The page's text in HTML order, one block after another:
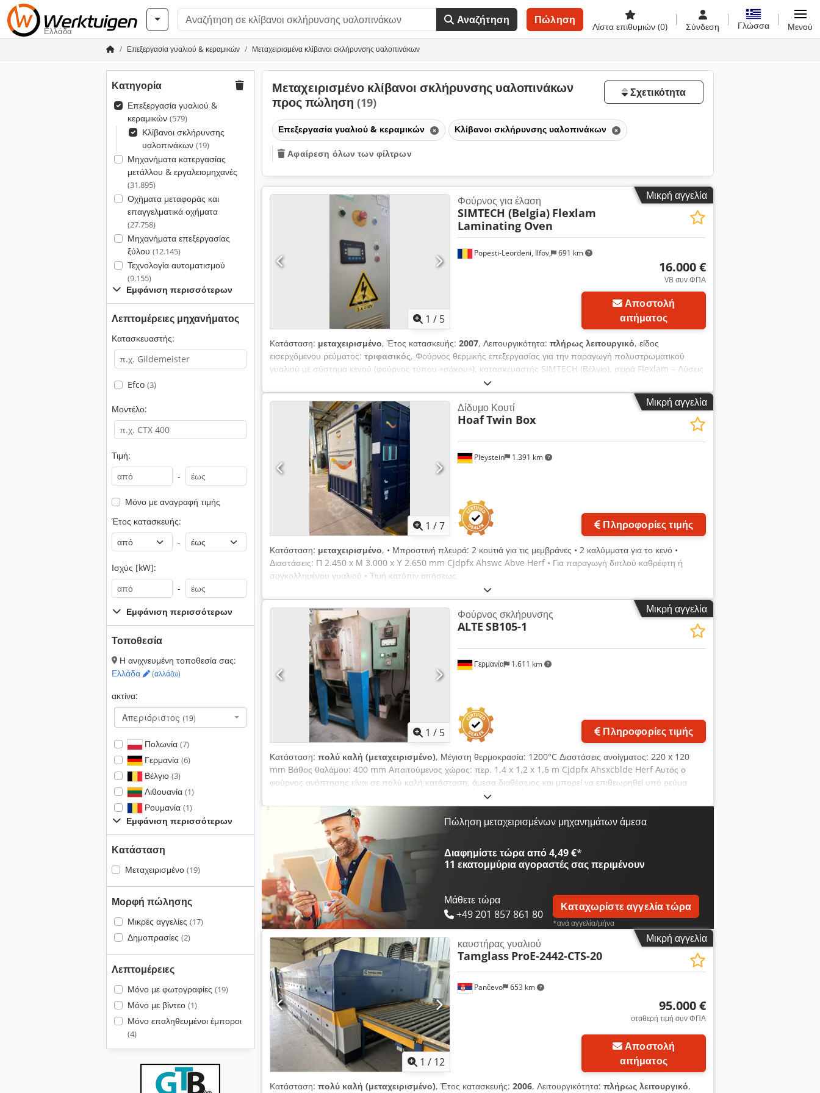
Ελλάδα
Αναζήτηση Πώληση
Λίστα επιθυμιών (0) Σύνδεση Γλώσσα Μενού
Επεξεργασία γυαλιού & κεραμικών Μεταχειρισμένα κλίβανοι σκλήρυνσης υαλοπινάκων
Κατηγορία
Επεξεργασία γυαλιού &
κεραμικών (579)
Κλίβανοι σκλήρυνσης
υαλοπινάκων (19)
Μηχανήματα κατεργασίας
μετάλλου & εργαλειομηχανές
(31.895)
Οχήματα μεταφοράς και
επαγγελματικά οχήματα
(27.758)
Μηχανήματα επεξεργασίας
ξύλου (12.145)
Τεχνολογία αυτοματισμού
(9.155)
Εμφάνιση περισσότερων
Λεπτομέρειες μηχανήματος
Κατασκευαστής:
Efco (3)
Μοντέλο:
Τιμή:
-
Μόνο με αναγραφή τιμής
Έτος κατασκευής:
-
Ισχύς [kW]:
-
Εμφάνιση περισσότερων
Τοποθεσία
Η ανιχνευμένη τοποθεσία σας:
Ελλάδα
(αλλάζω)
ακτίνα:
Απεριόριστος (19)
Πολωνία (7)
Γερμανία (6)
Βέλγιο (3)
Λιθουανία (1)
Ρουμανία (1)
Εμφάνιση περισσότερων
Κατάσταση
Μεταχειρισμένο (19)
Μορφή πώλησης
Μικρές αγγελίες (17)
Δημοπρασίες (2)
Λεπτομέρειες
Μόνο με φωτογραφίες (19)
Μόνο με βίντεο (1)
Μόνο επαληθευμένοι έμποροι
(4)
Μεταχειρισμένο κλίβανοι σκλήρυνσης υαλοπινάκων
προς πώληση (19)
Σχετικότητα
Επεξεργασία γυαλιού & κεραμικών Κλίβανοι σκλήρυνσης υαλοπινάκων
Αφαίρεση όλων των φίλτρων
Μικρή αγγελία
1 / 5
Popesti-Leordeni, Ilfov, 691 km
Φούρνος για έλαση
SIMTECH (Belgia) Flexlam
Laminating Oven
16.000 €
VB συν ΦΠΑ
Αποστολή
αιτήματος
Κατάσταση: μεταχειρισμένο, Έτος κατασκευής: 2007, Λειτουργικότητα: πλήρως λειτουργικό, είδος
εισερχόμενου ρεύματος: τριφασικός, Φούρνος θερμικής επεξεργασίας για την παραγωγή πολυστρωματικού
γυαλιού με σύστημα κενού (φούρνος τύπου «σάκου»), κατασκευαστής SIMTECH (Βέλγιο), σειρά Flexlam – Λύσεις
για την παραγωγή πολυστρωματικού γυαλιού. Κατασκευαστής: SIMTECH (Βέλγιο) Μοντέλο: Flexlam Laminating
Oven Ηλεκτρικός πίνακας: Alfametal / Dynamics, Αριθμός έργου: 0467 Έτος κατασκευής: Δεκέμβριος 2007
Τροφοδοσία: 3 x 400V AC + PE, 50Hz Δίκτυο: TN-S, Icc < 10kA Πίνακας ελέγχου: Allen-Bradley PanelView 300
Micro Εντολές: Έναρξη/Διακοπή κύκλου, Έναρξη κενού, Επαναφορά, Έκτακτη διακοπή Σύστημα κενού:
Αποκλειστική αντλία κενού, θήκη/σάκος κενού Crodpfx Ahezqmhaj Hef Σήμανση: Στήλη σήμανσης (Τέλος
κύκλου / Συναγερμός/Βλάβη / Ενεργός)
Μικρή αγγελία
1 /7
Pleystein 1.391 km
Δίδυμο Κουτί
HoafTwin Box
Πληροφορίες τιμής
Κατάσταση: μεταχειρισμένο, • Μπροστινή πλευρά: 2 κουτιά για τις μεμβράνες • 2 καλύμματα για το κενό •
Διαστάσεις: Π 2.450 x Μ 3.000 x Υ 2.650 mm Cjdpfx Ahswc Abve Herf • Για παραγωγή διπλού καθρέφτη ή
συγκολλημένου γυαλιού • Τιμή κατόπιν αιτήσεως
Μικρή αγγελία
1 / 5
Γερμανία 1.611 km
Φούρνος σκλήρυνσης
ALTE SB105-1
Πληροφορίες τιμής
Κατάσταση: πολύ καλή (μεταχειρισμένο), Μέγιστη θερμοκρασία: 1200°C Διαστάσεις ανοίγματος: 220 x 120
mm Βάθος θαλάμου: 400 mm Απαιτούμενος χώρος: περ. 1,4 x 1,2 x 1,6 m Cjdpfx Ahsxcblde Herf Αυτός ο
φούρνος ανόπτησης είναι σε πολύ καλή κατάσταση, άμεσα διαθέσιμος και μπορεί να επιθεωρηθεί υπό ρεύμα
στον πωλητή. ΠΕΡΙΓΡΑΦΗ: Ονομασία: Φούρνος ανόπτησης Wilhelm Alte-Plettenberg Τύπος: SB105-1
Διαστάσεις θαλάμου: 220(Π) x 400(Β) x 120(Υ) mm, ανάλογα με την επένδυση μπορεί να είναι μεγαλύτερος
Ηλεκτρική ισχύς σύνδεσης: 3x25A / 380V Άλλα χαρακτηριστικά: - 3 κυκλώματα θέρμανσης των 6kW - Ψηφιακός
έλεγχος θερμοκρασίας και χρονοδιακόπτης - Εύρος θερμοκρασίας έως 1200°C Διαστάσεις: 1,35(Πλάτος) x
1,2(Βάθος) x 1,6 m(Ύψος)
Πώληση μεταχειρισμένων μηχανημάτων άμεσα
Διαφημίστε τώρα από 4,49 €*
11 εκατομμύρια αγοραστέςσας περιμένουν
Μάθετε τώρα
+49 201 857 861 80
Καταχωρίστε αγγελία τώρα
*ανά αγγελία/μήνα
Μικρή αγγελία
1 / 12
Pančevo 653 km
καυστήρας γυαλιού
Tamglass ProE-2442-CTS-20
95.000 €
σταθερή τιμή συν ΦΠΑ
Αποστολή
αιτήματος
Κατάσταση: πολύ καλή (μεταχειρισμένο), Έτος κατασκευής: 2006, Λειτουργικότητα: πλήρως λειτουργικό,